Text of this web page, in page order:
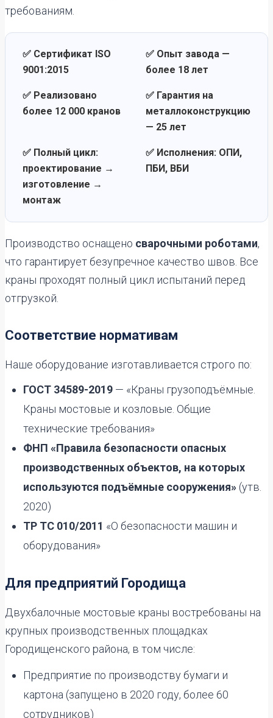
требованиям.
✅ Сертификат ISO
9001:2015
✅ Опыт завода —
более 18 лет
✅ Реализовано
более 12 000 кранов
✅ Гарантия на
металлоконструкцию
— 25 лет
✅ Полный цикл:
проектирование →
изготовление →
монтаж
✅ Исполнения: ОПИ,
ПБИ, ВБИ
Производство оснащено сварочными роботами,
что гарантирует безупречное качество швов. Все
краны проходят полный цикл испытаний перед
отгрузкой.
Соответствие нормативам
Наше оборудование изготавливается строго по:
ГОСТ 34589-2019 — «Краны грузоподъёмные.
Краны мостовые и козловые. Общие
технические требования»
ФНП «Правила безопасности опасных
производственных объектов, на которых
используются подъёмные сооружения» (утв.
2020)
ТР ТС 010/2011 «О безопасности машин и
оборудования»
Для предприятий Городища
Двухбалочные мостовые краны востребованы на
крупных производственных площадках
Городищенского района, в том числе:
Предприятие по производству бумаги и
картона (запущено в 2020 году, более 60
сотрудников)